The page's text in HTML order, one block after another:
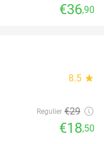
€36,90
8.5 star
Regulier €29
€18,50